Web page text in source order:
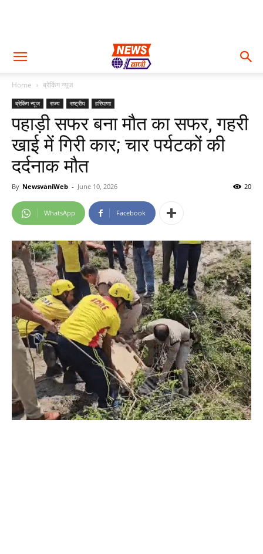
Home ब्रेकिंग न्यूज
ब्रेकिंग न्यूज राज्य राष्ट्रीय हरियाणा
पहाड़ी सफर बना मौत का सफर, गहरी
खाई में गिरी कार; चार पर्यटकों की
दर्दनाक मौत
By NewsvaniWeb - June 10, 2026 20
WhatsApp Facebook